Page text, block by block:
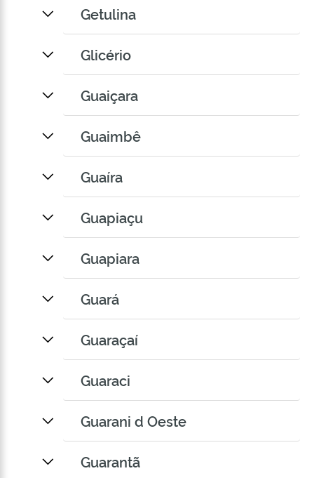
Getulina
Glicério
Guaiçara
Guaimbê
Guaíra
Guapiaçu
Guapiara
Guará
Guaraçaí
Guaraci
Guarani d Oeste
Guarantã